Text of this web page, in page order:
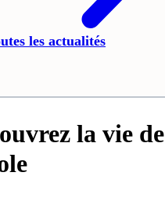
les actualités
la vie de